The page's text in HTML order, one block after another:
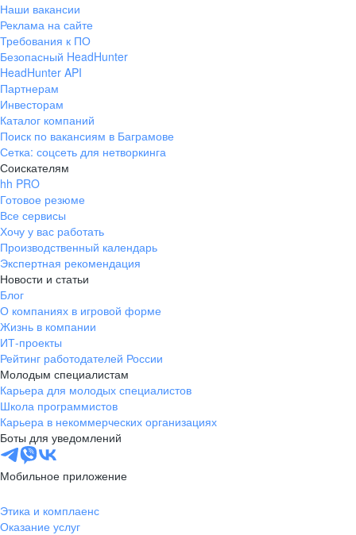
Наши вакансии
Реклама на сайте
Требования к ПО
Безопасный HeadHunter
HeadHunter API
Партнерам
Инвесторам
Каталог компаний
Поиск по вакансиям в Баграмове
Сетка: соцсеть для нетворкинга
Соискателям
hh PRO
Готовое резюме
Все сервисы
Хочу у вас работать
Производственный календарь
Экспертная рекомендация
Новости и статьи
Блог
О компаниях в игровой форме
Жизнь в компании
ИТ-проекты
Рейтинг работодателей России
Молодым специалистам
Карьера для молодых специалистов
Школа программистов
Карьера в некоммерческих организациях
Боты для уведомлений
Мобильное приложение
Этика и комплаенс
Оказание услуг